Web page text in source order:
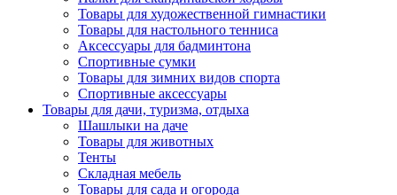
Товары для художественной гимнастики
Товары для настольного тенниса
Аксессуары для бадминтона
Спортивные сумки
Товары для зимних видов спорта
Спортивные аксессуары
Товары для дачи, туризма, отдыха
Шашлыки на даче
Товары для животных
Тенты
Складная мебель
Товары для сада и огорода